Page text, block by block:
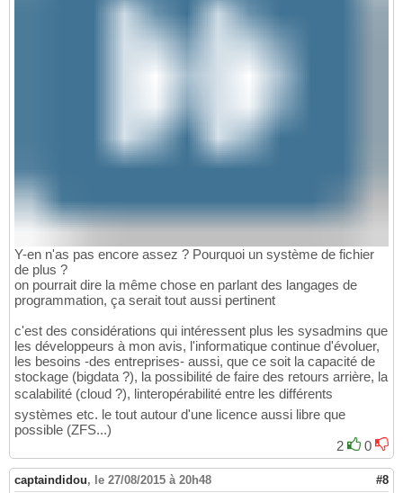
Y-en n'as pas encore assez ? Pourquoi un système de fichier
de plus ?
on pourrait dire la même chose en parlant des langages de
programmation, ça serait tout aussi pertinent
c'est des considérations qui intéressent plus les sysadmins que
les développeurs à mon avis, l'informatique continue d'évoluer,
les besoins -des entreprises- aussi, que ce soit la capacité de
stockage (bigdata ?), la possibilité de faire des retours arrière, la
scalabilité (cloud ?), linteropérabilité entre les différents
systèmes etc. le tout autour d'une licence aussi libre que
possible (ZFS...)
2
0
captaindidou, le 27/08/2015 à 20h48 #8